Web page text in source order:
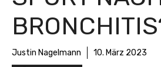
Justin Nagelmann 10. März 2023